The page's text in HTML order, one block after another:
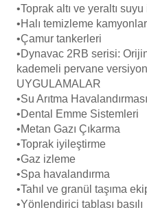
•Toprak altı ve yeraltı
•Halı temizleme
•Çamur tankerleri
•Dynavac 2RB serisi:
kademeli pervane
UYGULAMALAR
•Su Arıtma Havalandırması
•Dental Emme Sistemleri
•Metan Gazı Çıkarma
•Toprak iyileştirme
•Gaz izleme
•Spa havalandırma
•Tahıl ve granül taşıma
•Yönlendirici tablası basılı